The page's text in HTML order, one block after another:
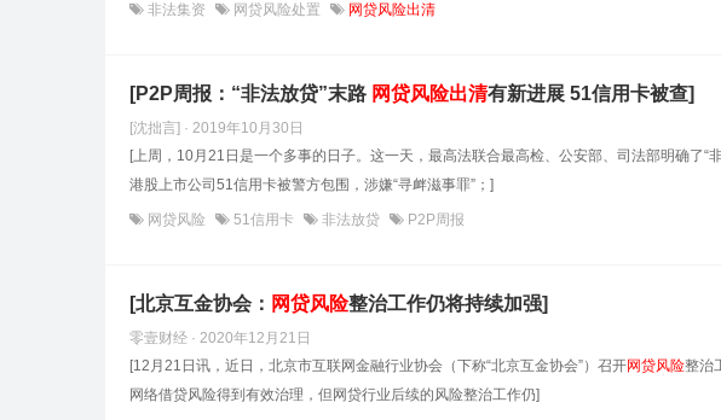
非法集资 网贷风险处置 网贷风险出清
[P2P周报：“非法放贷”末路 网贷风险出清有新进展 51信用卡被查]
[沈拙言] · 2019年10月30日
[上周，10月21日是一个多事的日子。这一天，最高法联合最高检、公安部、司法部明确了“
港股上市公司51信用卡被警方包围，涉嫌“寻衅滋事罪”；]
网贷风险 51信用卡 非法放贷 P2P周报
[北京互金协会： 网贷风险整治工作仍将持续加强]
零壹财经 · 2020年12月21日
[12月21日讯，近日，北京市互联网金融行业协会（下称“北京互金协会”）召开网贷风险整治
网络借贷风险得到有效治理，但网贷行业后续的风险整治工作仍]